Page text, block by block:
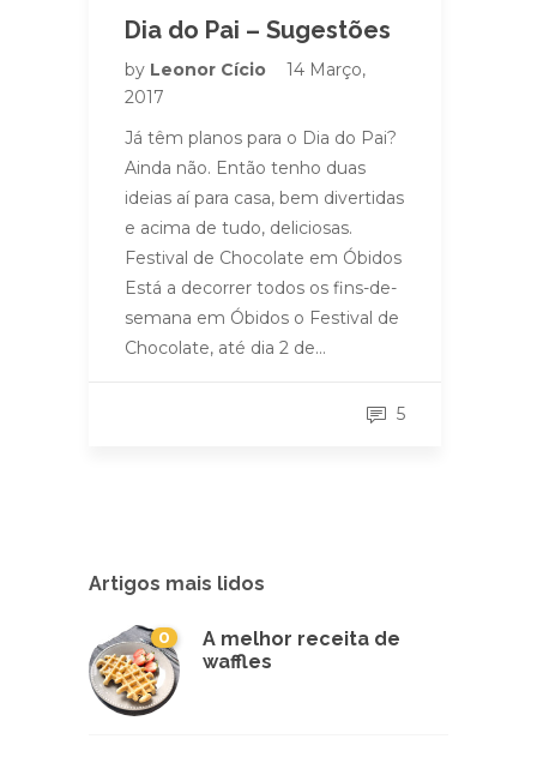
Dia do Pai – Sugestões
by Leonor Cício
14 Março,
2017
Já têm planos para o Dia do Pai?
Ainda não. Então tenho duas
ideias aí para casa, bem divertidas
e acima de tudo, deliciosas.
Festival de Chocolate em Óbidos
Está a decorrer todos os fins-de-
semana em Óbidos o Festival de
Chocolate, até dia 2 de…
5
Artigos mais lidos
0
A melhor receita de
waffles